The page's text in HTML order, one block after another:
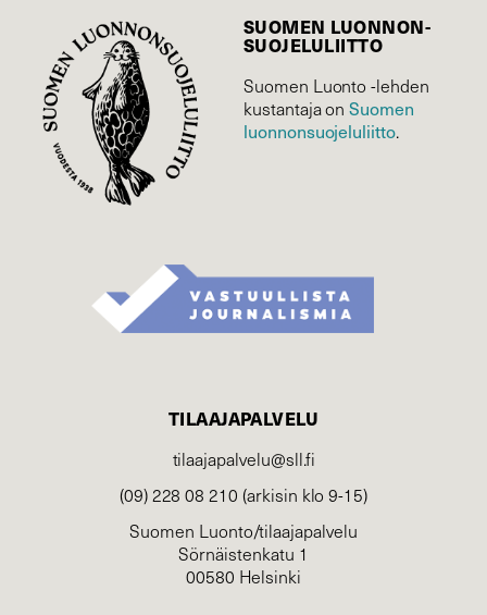
SUOMEN LUONNON­
SUOJELU­LIITTO
Suomen Luonto -lehden
kustantaja onSuomen
luonnonsuojelu­liitto.
TILAAJAPALVELU
tilaajapalvelu@sll.fi
(09) 228 08 210 (arkisin klo 9-15)
Suomen Luonto/tilaajapalvelu
Sörnäistenkatu 1
00580 Helsinki